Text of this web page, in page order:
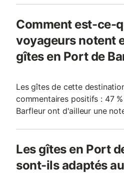
Comment est-ce-
voyageurs notent
gîtes en Port de
Les gîtes de cette
commentaires positifs : 47
Barfleur ont d'ailleur une
Les gîtes en Port
sont-ils adaptés